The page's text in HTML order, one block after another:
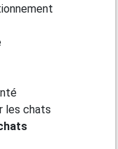
les chats